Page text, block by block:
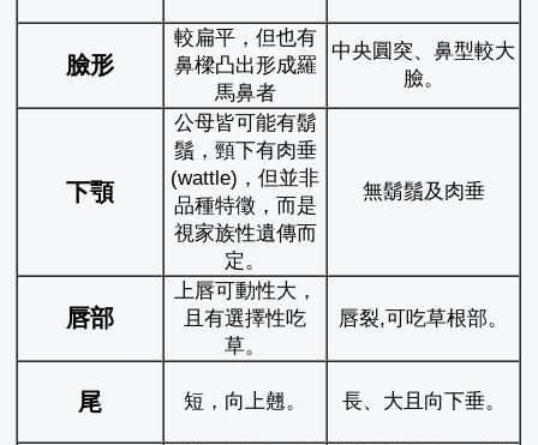
臉形
較扁平，但也有
鼻樑凸出形成羅
馬鼻者
中央圓突、鼻型較大
臉。
下顎
公母皆可能有鬍
鬚，頸下有肉垂
(wattle)，但並非
品種特徵，而是
視家族性遺傳而
定。
無鬍鬚及肉垂
唇部
上唇可動性大，
且有選擇性吃
草。
唇裂,可吃草根部。
尾 短，向上翹。 長、大且向下垂。